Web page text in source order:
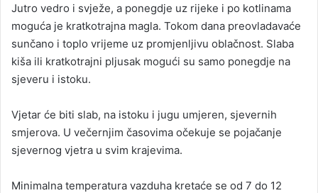
Jutro vedro i svježe, a ponegdje uz rijeke i po kotlinama
moguća je kratkotrajna magla. Tokom dana preovladavaće
sunčano i toplo vrijeme uz promjenljivu oblačnost. Slaba
kiša ili kratkotrajni pljusak mogući su samo ponegdje na
sjeveru i istoku.
Vjetar će biti slab, na istoku i jugu umjeren, sjevernih
smjerova. U večernjim časovima očekuje se pojačanje
sjevernog vjetra u svim krajevima.
Minimalna temperatura vazduha kretaće se od 7 do 12